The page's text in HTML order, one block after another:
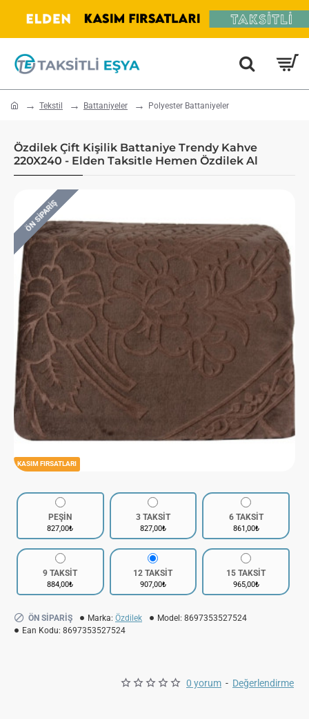
home Tekstil Battaniyeler Polyester Battaniyeler
Özdilek Çift Kişilik Battaniye Trendy Kahve
220X240 - Elden Taksitle Hemen Özdilek Al
KASIM FIRSATLARI
ÖN SIPARIŞ
0 yorum - Değerlendirme
PEŞİN
827,00₺
3 TAKSİT
827,00₺
6 TAKSİT
861,00₺
9 TAKSİT
884,00₺
12 TAKSİT
907,00₺
15 TAKSİT
965,00₺
ÖN SIPARIŞ Marka: Özdilek Model: 8697353527524
Ean Kodu: 8697353527524